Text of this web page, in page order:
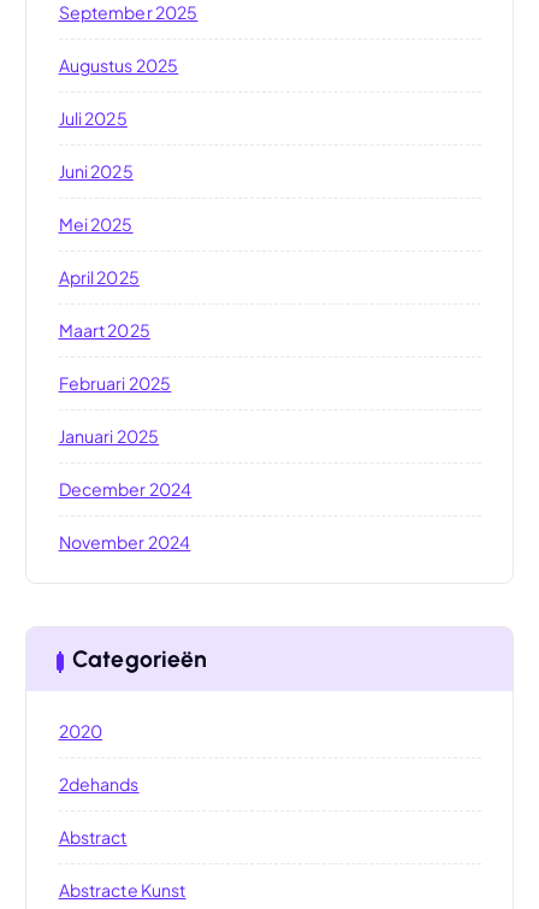
September 2025
Augustus 2025
Juli 2025
Juni 2025
Mei 2025
April 2025
Maart 2025
Februari 2025
Januari 2025
December 2024
November 2024
Categorieën
2020
2dehands
Abstract
Abstracte Kunst